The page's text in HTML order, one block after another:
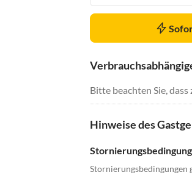
Bitte beachten Sie,
Hinweise des
Stornierungsbedingung
Stornierungsbedingungen